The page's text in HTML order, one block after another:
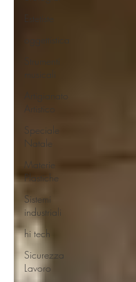
Artigianato
Artistico
Speciale
Natale
Materie
Plastiche
Sistemi
industriali
hi tech
Sicurezza
Lavoro